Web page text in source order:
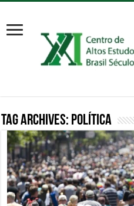
Tag Archives: política